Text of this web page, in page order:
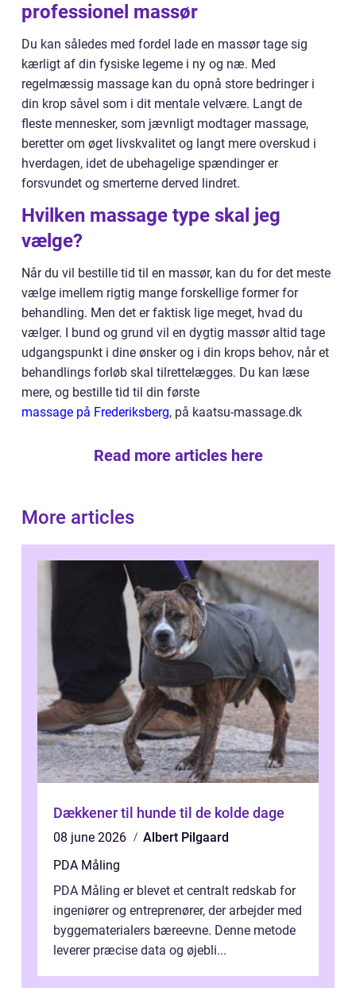
professionel massør
Du kan således med fordel lade en massør tage sig
kærligt af din fysiske legeme i ny og næ. Med
regelmæssig massage kan du opnå store bedringer i
din krop såvel som i dit mentale velvære. Langt de
fleste mennesker, som jævnligt modtager massage,
beretter om øget livskvalitet og langt mere overskud i
hverdagen, idet de ubehagelige spændinger er
forsvundet og smerterne derved lindret.
Hvilken massage type skal jeg
vælge?
Når du vil bestille tid til en massør, kan du for det meste
vælge imellem rigtig mange forskellige former for
behandling. Men det er faktisk lige meget, hvad du
vælger. I bund og grund vil en dygtig massør altid tage
udgangspunkt i dine ønsker og i din krops behov, når et
behandlings forløb skal tilrettelægges. Du kan læse
mere, og bestille tid til din første
massage på Frederiksberg, på kaatsu-massage.dk
Read more articles here
More articles
Dækkener til hunde til de kolde dage
08 june 2026
Albert Pilgaard
PDA Måling
PDA Måling er blevet et centralt redskab for
ingeniører og entreprenører, der arbejder med
byggematerialers bæreevne. Denne metode
leverer præcise data og øjebli...